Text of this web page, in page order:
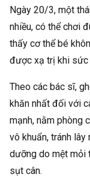
Ngày 20/3, một
nhiều, có thể chơi
thấy cơ thể bé
được xạ trị khi sức
Theo các bác sĩ,
khăn nhất đối với
mạnh, nằm phòng
vô khuẩn, tránh
dưỡng do mệt mỏi
sụt cân.